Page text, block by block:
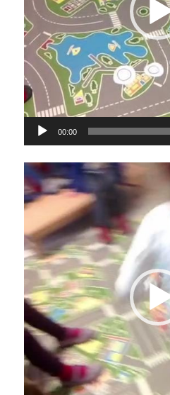
00:00
Lecteur
vidéo